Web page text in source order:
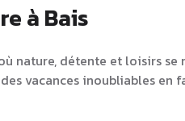
à Bais
nature, détente et loisirs se
vacances inoubliables en